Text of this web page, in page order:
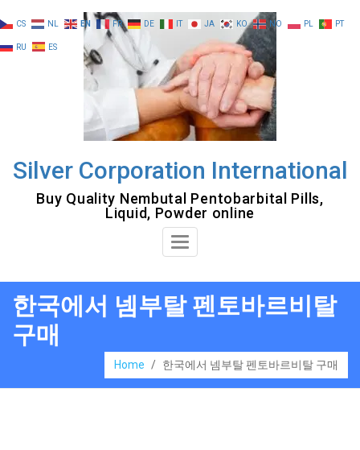
to
content
Silver Corporation International
Buy Quality Nembutal Pentobarbital Pills,
Liquid, Powder online
Toggle
한국에서 넴부탈 펜토바르비탈
구매
Home / 한국에서 넴부탈 펜토바르비탈 구매
CS NL EN FR DE IT JA KO NO PL PT
RU ES